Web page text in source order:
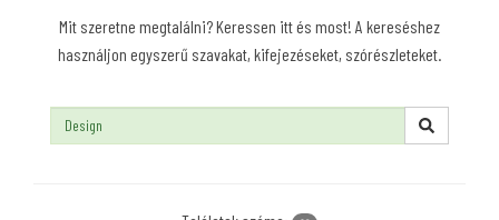
Mit szeretne megtalálni? Keressen itt és most! A kereséshez
használjon egyszerű szavakat, kifejezéseket, szórészleteket.